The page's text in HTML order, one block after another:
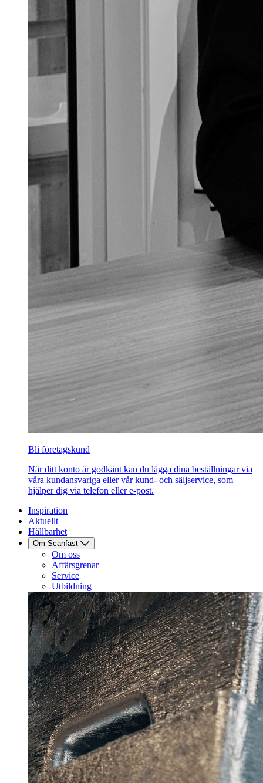
Bli företagskund
När ditt konto är godkänt kan du lägga dina beställningar via
våra kundansvariga eller vår kund- och säljservice, som
hjälper dig via telefon eller e-post.
Inspiration
Aktuellt
Hållbarhet
Om Scanfast
Om oss
Affärsgrenar
Service
Utbildning